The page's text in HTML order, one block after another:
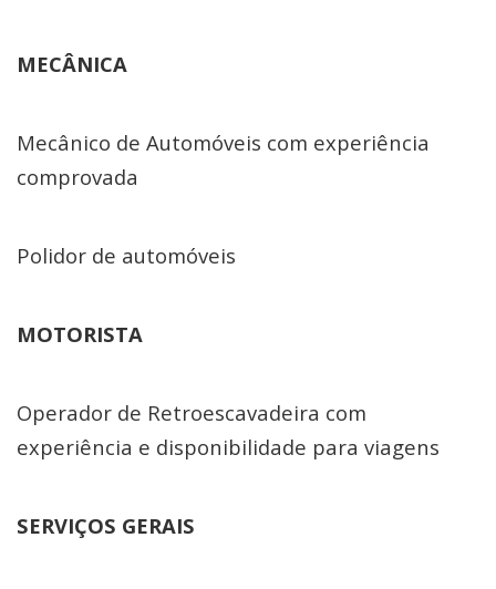
MECÂNICA
Mecânico de Automóveis com experiência
comprovada
Polidor de automóveis
MOTORISTA
Operador de Retroescavadeira com
experiência e disponibilidade para viagens
SERVIÇOS GERAIS